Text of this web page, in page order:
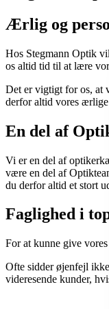
Ærlig og
Hos Stegmann Optik
os altid tid til at lære
Det er vigtigt for os, at
derfor altid vores
En del af
Vi er en del af
være en del af
du derfor altid et stort
Faglighed i
For at kunne give
Ofte sidder øjenfejl
videresende kunder,